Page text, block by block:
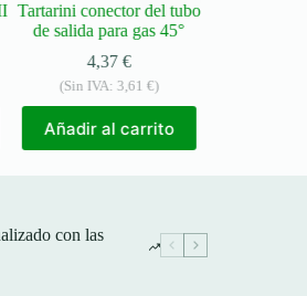
Tartarini conector del tubo
de salida para gas 45°
4,37 €
(Sin IVA: 3,61 €)
Añadir al carrito
con las